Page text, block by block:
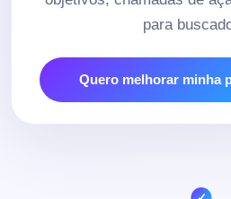
para
Quero melhorar minha